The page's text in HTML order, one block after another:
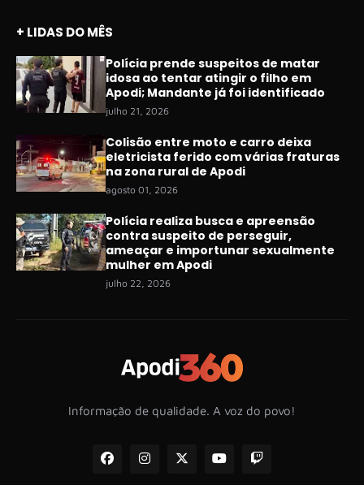
+ LIDAS DO MÊS
Polícia prende suspeitos de matar
idosa ao tentar atingir o filho em
Apodi; Mandante já foi identificado
julho 21, 2026
Colisão entre moto e carro deixa
eletricista ferido com várias fraturas
na zona rural de Apodi
agosto 01, 2026
Polícia realiza busca e apreensão
contra suspeito de perseguir,
ameaçar e importunar sexualmente
mulher em Apodi
julho 22, 2026
Informação de qualidade. A voz do povo!